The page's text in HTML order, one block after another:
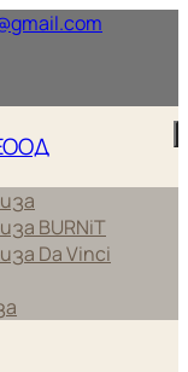
номер.
BURNiT
Da Vinci